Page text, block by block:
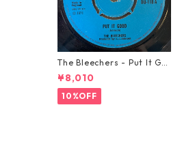
The Bleechers - Put It Go
od 【7-21637】
¥8,010
10%OFF